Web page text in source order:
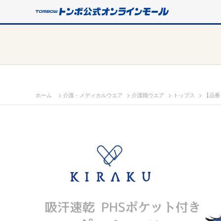
ホーム > 介護・メディカルウエア > 介護職ウエア > トップス > 【品